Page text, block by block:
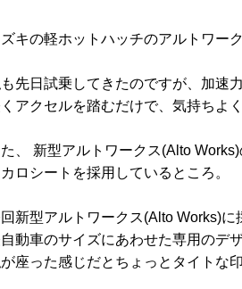
キの軽ホットハッチのアルトワー
先日試乗してきたのですが、加速
アクセルを踏むだけで、気持ちよ
た、 新型アルトワークス(Alto
ロシートを採用しているところ。
新型アルトワークス(Alto Works)
動車のサイズにあわせた専用のデ
座った感じだとちょっとタイトな